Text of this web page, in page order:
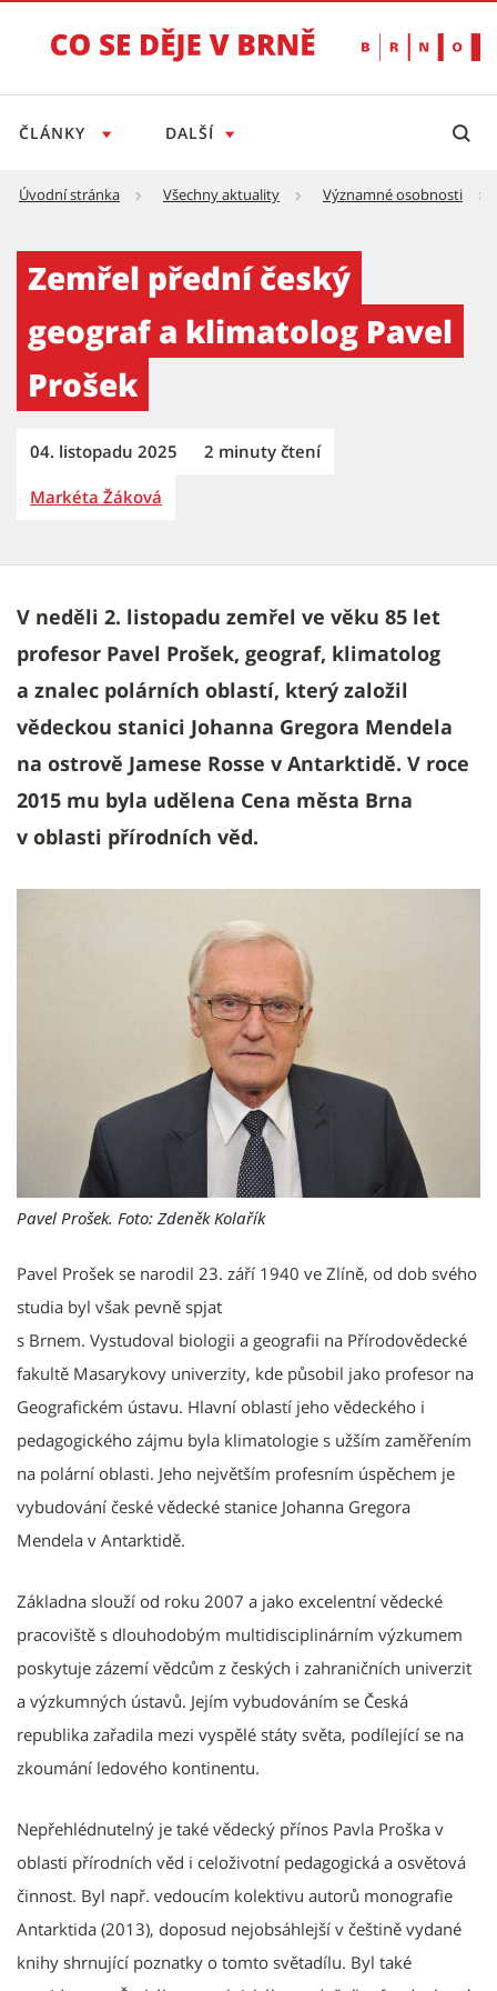
ČLÁNKY DALŠÍ
Úvodní stránka Všechny aktuality Významné osobnosti
Zemřel přední český
geograf a klimatolog Pavel
Prošek
04. listopadu 2025 2 minuty čtení
Markéta Žáková
V neděli 2. listopadu zemřel ve věku 85 let
profesor Pavel Prošek, geograf, klimatolog
a znalec polárních oblastí, který založil
vědeckou stanici Johanna Gregora Mendela
na ostrově Jamese Rosse v Antarktidě. V roce
2015 mu byla udělena Cena města Brna
v oblasti přírodních věd.
Pavel Prošek. Foto: Zdeněk Kolařík
Pavel Prošek se narodil 23. září 1940 ve Zlíně, od dob svého
studia byl však pevně spjat
s Brnem. Vystudoval biologii a geografii na Přírodovědecké
fakultě Masarykovy univerzity, kde působil jako profesor na
Geografickém ústavu. Hlavní oblastí jeho vědeckého i
pedagogického zájmu byla klimatologie s užším zaměřením
na polární oblasti. Jeho největším profesním úspěchem je
vybudování české vědecké stanice Johanna Gregora
Mendela v Antarktidě.
Základna slouží od roku 2007 a jako excelentní vědecké
pracoviště s dlouhodobým multidisciplinárním výzkumem
poskytuje zázemí vědcům z českých i zahraničních univerzit
a výzkumných ústavů. Jejím vybudováním se Česká
republika zařadila mezi vyspělé státy světa, podílející se na
zkoumání ledového kontinentu.
Nepřehlédnutelný je také vědecký přínos Pavla Proška v
oblasti přírodních věd i celoživotní pedagogická a osvětová
činnost. Byl např. vedoucím kolektivu autorů monografie
Antarktida (2013), doposud nejobsáhlejší v češtině vydané
knihy shrnující poznatky o tomto světadílu. Byl také